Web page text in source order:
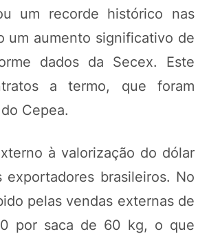
um recorde histórico nas
um aumento significativo de
dados da Secex. Este
a termo, que foram
Cepea.
à valorização do dólar
brasileiros. No
pelas vendas externas de
por saca de 60 kg, o que
POTOSÍ Fertilizante Líquido